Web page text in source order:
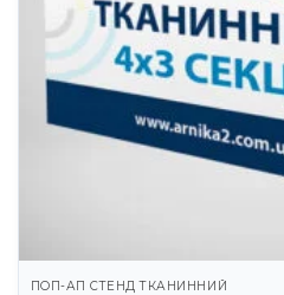
ПОП-АП СТЕНД ТКАНИННИЙ